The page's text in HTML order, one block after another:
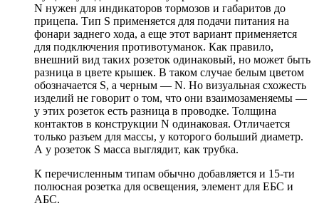
N нужен для индикаторов тормозов и габаритов до
прицепа. Тип S применяется для подачи питания на
фонари заднего хода, а еще этот вариант применяется
для подключения противотуманок. Как правило,
внешний вид таких розеток одинаковый, но может быть
разница в цвете крышек. В таком случае белым цветом
обозначается S, а черным — N. Но визуальная схожесть
изделий не говорит о том, что они взаимозаменяемы —
у этих розеток есть разница в проводке. Толщина
контактов в конструкции N одинаковая. Отличается
только разъем для массы, у которого больший диаметр.
А у розеток S масса выглядит, как трубка.
К перечисленным типам обычно добавляется и 15-ти
полюсная розетка для освещения, элемент для ЕБС и
АБС.